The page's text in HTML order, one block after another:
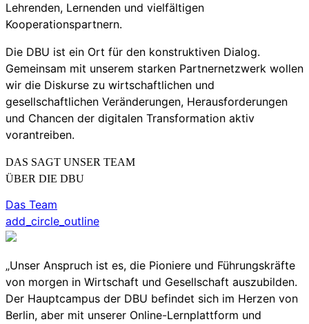
Lehrenden, Lernenden und vielfältigen
Kooperationspartnern.
Die DBU ist ein Ort für den konstruktiven Dialog.
Gemeinsam mit unserem starken Partnernetzwerk wollen
wir die Diskurse zu wirtschaftlichen und
gesellschaftlichen Veränderungen, Herausforderungen
und Chancen der digitalen Transformation aktiv
vorantreiben.
DAS SAGT UNSER TEAM
ÜBER DIE DBU
Das Team
add_circle_outline
„Unser Anspruch ist es, die Pioniere und Führungskräfte
von morgen in Wirtschaft und Gesellschaft auszubilden.
Der Hauptcampus der DBU befindet sich im Herzen von
Berlin, aber mit unserer Online-Lernplattform und